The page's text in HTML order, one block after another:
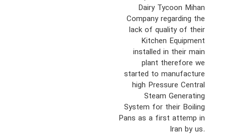
Dairy Tycoon Mihan
Company regarding the
lack of quality of their
Kitchen Equipment
installed in their main
plant therefore we
started to manufacture
high Pressure Central
Steam Generating
System for their Boiling
Pans as a first attemp in
Iran by us.